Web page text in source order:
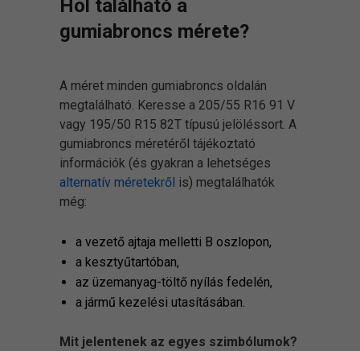
Hol található a
gumiabroncs mérete?
A méret minden gumiabroncs oldalán
megtalálható. Keresse a 205/55 R16 91 V
vagy 195/50 R15 82T típusú jelöléssort. A
gumiabroncs méretéről tájékoztató
információk (és gyakran a lehetséges
alternatív méretekről is) megtalálhatók
még:
a vezető ajtaja melletti B oszlopon,
a kesztyűtartóban,
az üzemanyag-töltő nyílás fedelén,
a jármű kezelési utasításában.
Mit jelentenek az egyes szimbólumok?